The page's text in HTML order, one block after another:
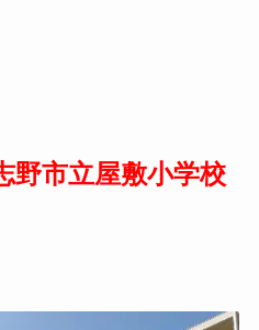
野市立屋敷小学校